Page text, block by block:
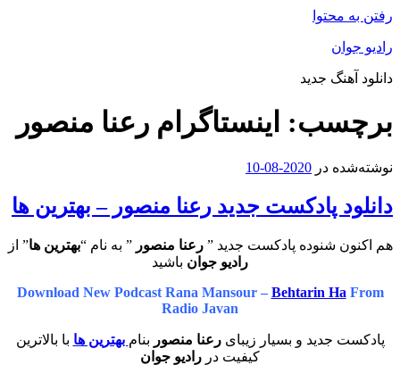
رفتن به محتوا
رادیو جوان
دانلود آهنگ جدید
برچسب: اینستاگرام رعنا منصور
نوشته‌شده در 2020-08-10
دانلود پادکست جدید رعنا منصور – بهترین ها
هم اکنون شنوده پادکست جدید ”رعنا منصور” به نام “بهترین ها” از
رادیو جوان باشید
Download New Podcast Rana Mansour – Behtarin Ha From
Radio Javan
پادکست جدید و بسیار زیبایرعنا منصور بنام بهترین ها با بالاترین
کیفیت در رادیو جوان